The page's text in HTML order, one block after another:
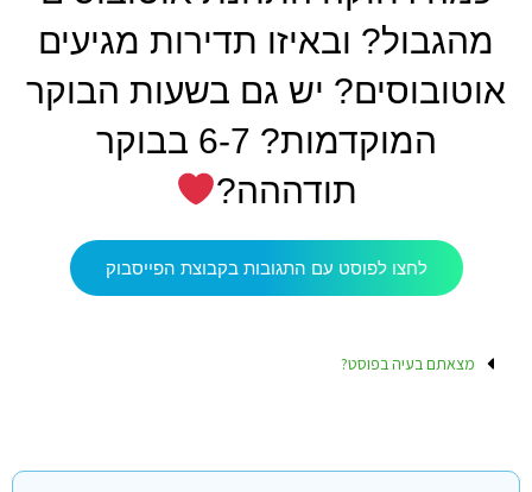
מהגבול? ובאיזו תדירות מגיעים
אוטובוסים? יש גם בשעות הבוקר
המוקדמות? 6-7 בבוקר
תודההה?
לחצו לפוסט עם התגובות בקבוצת הפייסבוק
מצאתם בעיה בפוסט?